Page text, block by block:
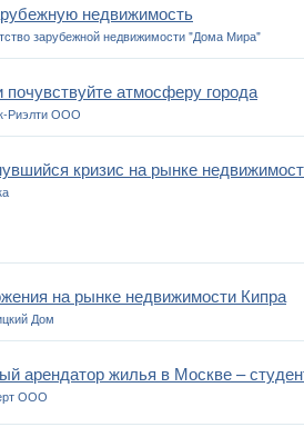
недвижимость
зарубежной недвижимости "Дома Мира"
почувствуйте атмосферу города
Риэлти ООО
кризис на рынке
на рынке недвижимости Кипра
Дом
арендатор жилья в Москве –
ООО